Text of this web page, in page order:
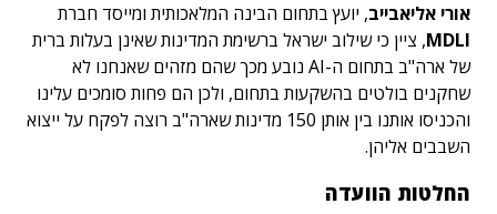
אורי אליאבייב, יועץ בתחום הבינה המלאכותית ומייסד חברת
MDLI, ציין כי שילוב ישראל ברשימת המדינות שאינן בעלות ברית
של ארה"ב בתחום ה-AI נובע מכך שהם מזהים שאנחנו לא
שחקנים בולטים בהשקעות בתחום, ולכן הם פחות סומכים עלינו
והכניסו אותנו בין אותן 150 מדינות שארה"ב רוצה לפקח על ייצוא
השבבים אליהן.
החלטות הוועדה